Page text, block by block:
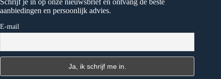
Schrijf je in op onze nieuwsbrief en ontvang de beste
aanbiedingen en persoonlijk advies.
E-mail